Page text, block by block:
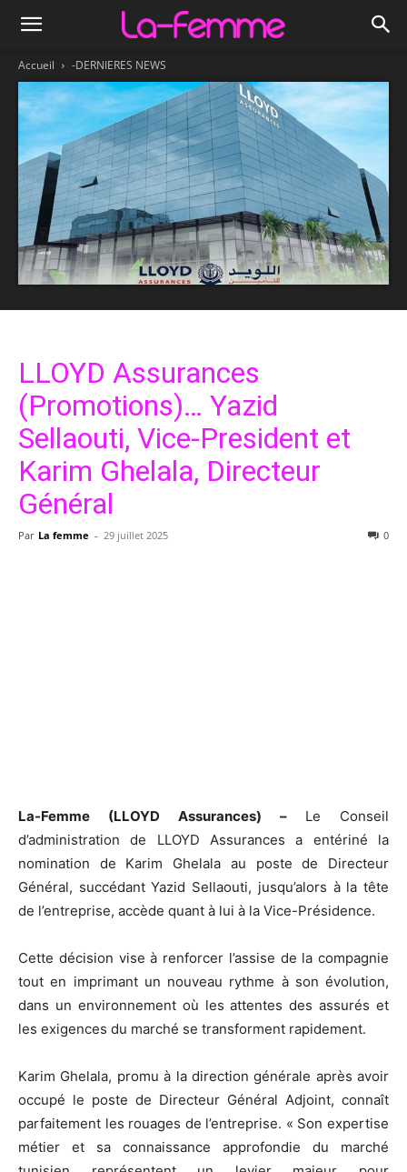
Accueil -DERNIERES NEWS
LLOYD Assurances
(Promotions)… Yazid
Sellaouti, Vice-President et
Karim Ghelala, Directeur
Général
Par La femme - 29 juillet 2025 0
La-Femme (LLOYD Assurances) – Le Conseil
d’administration de LLOYD Assurances a entériné la
nomination de Karim Ghelala au poste de Directeur
Général, succédant Yazid Sellaouti, jusqu’alors à la tête
de l’entreprise, accède quant à lui à la Vice-Présidence.
Cette décision vise à renforcer l’assise de la compagnie
tout en imprimant un nouveau rythme à son évolution,
dans un environnement où les attentes des assurés et
les exigences du marché se transforment rapidement.
Karim Ghelala, promu à la direction générale après avoir
occupé le poste de Directeur Général Adjoint, connaît
parfaitement les rouages de l’entreprise. « Son expertise
métier et sa connaissance approfondie du marché